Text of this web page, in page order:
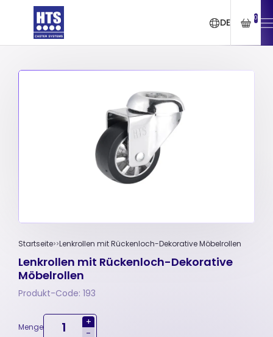
DE 0
Startseite Lenkrollen mit Rückenloch-Dekorative Möbelrollen
Lenkrollen mit Rückenloch-Dekorative
Möbelrollen
Produkt-Code: 193
Menge
+
-